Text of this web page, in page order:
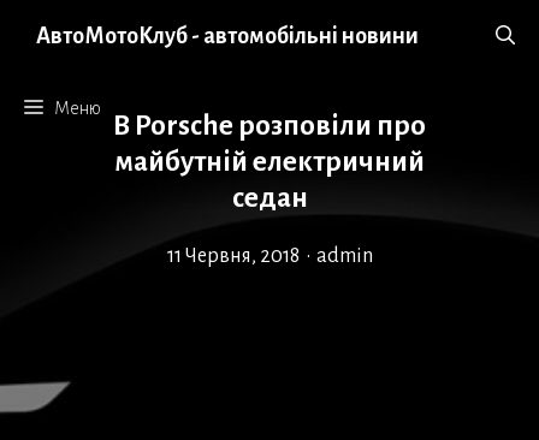
АвтоМотоКлуб - автомобільні новини
Меню
В Porsche розповіли про
майбутній електричний
седан
11 Червня, 2018 • admin